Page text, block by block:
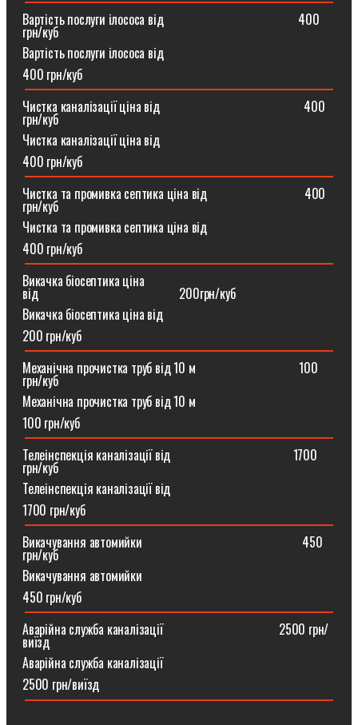
Вартість послуги ілососа від ⠀⠀⠀⠀⠀⠀⠀⠀⠀⠀⠀⠀⠀⠀400
грн/куб
Вартість послуги ілососа від
400 грн/куб
Чистка каналізації ціна від ⠀⠀⠀⠀⠀⠀⠀⠀⠀⠀⠀⠀⠀⠀⠀400
грн/куб
Чистка каналізації ціна від
400 грн/куб
Чистка та промивка септика ціна від ⠀⠀⠀⠀⠀⠀⠀⠀⠀⠀400
грн/куб
Чистка та промивка септика ціна від
400 грн/куб
Викачка біосептика ціна
від⠀⠀⠀⠀⠀⠀⠀⠀⠀⠀⠀⠀⠀⠀⠀200грн/куб
Викачка біосептика ціна від
200 грн/куб
Механічна прочистка труб від 10 м⠀⠀⠀⠀⠀⠀⠀⠀⠀⠀⠀100
грн/куб
Механічна прочистка труб від 10 м
100 грн/куб
Телеінспекція каналізації від⠀⠀⠀⠀⠀⠀⠀⠀⠀⠀⠀⠀⠀1700
грн/куб
Телеінспекція каналізації від
1700 грн/куб
Викачування автомийки⠀⠀⠀⠀⠀⠀⠀⠀⠀⠀⠀⠀⠀⠀⠀⠀⠀450
грн/куб
Викачування автомийки
450 грн/куб
Аварійна служба каналізації ⠀⠀⠀⠀⠀⠀⠀⠀⠀⠀⠀⠀2500 грн/
виїзд
Аварійна служба каналізації
2500 грн/виїзд